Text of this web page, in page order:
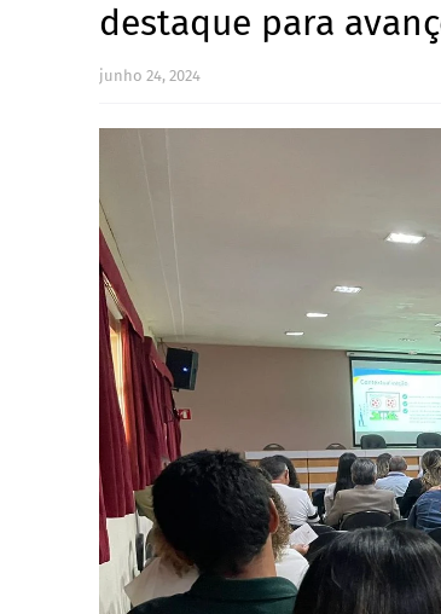
destaque para
junho 24, 2024